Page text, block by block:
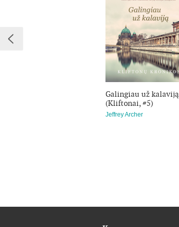
Galingiau už kalaviją
(Kliftonai, #5)
Jeffrey Archer